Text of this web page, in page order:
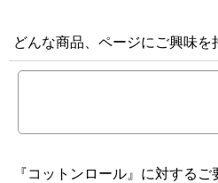
どんな商品、ページにご興味を
『コットンロール』に対する